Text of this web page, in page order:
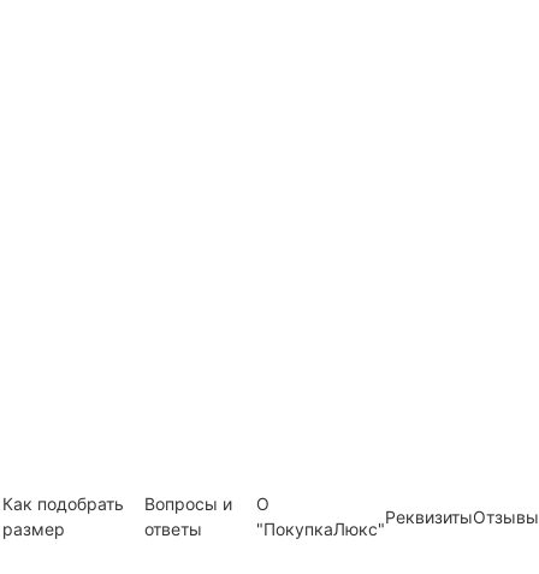
Как подобрать
размер
Вопросы и
ответы
О
"ПокупкаЛюкс"
РеквизитыОтзывы